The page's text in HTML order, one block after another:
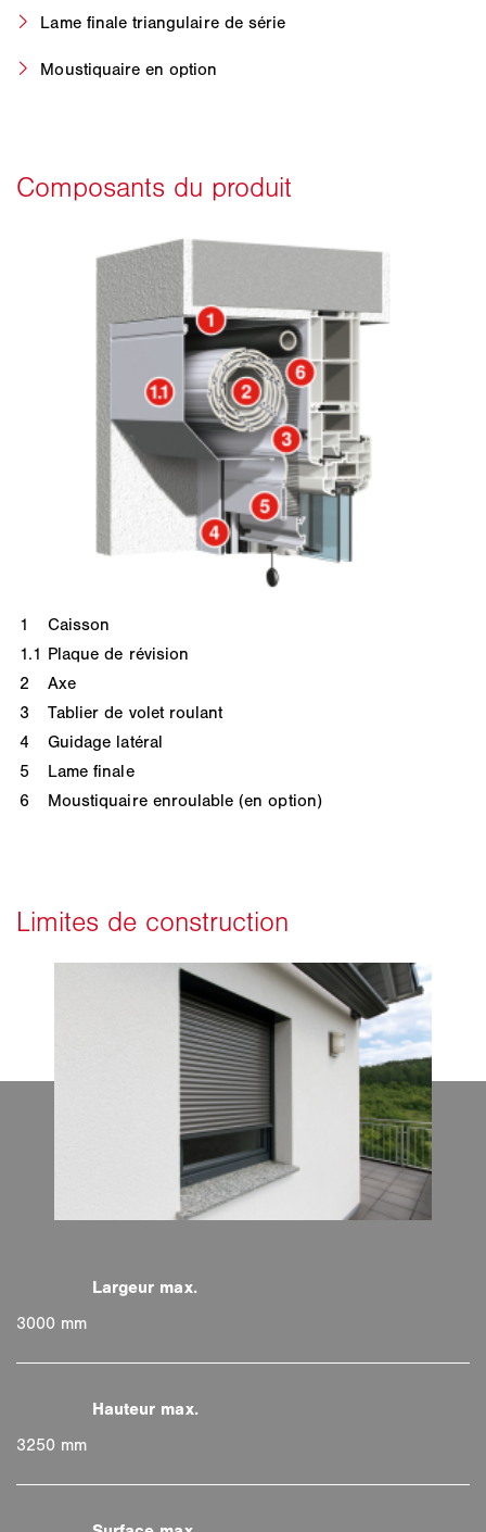
Lame finale triangulaire de série
Moustiquaire en option
1
Caisson
1.1 Plaque de révision
2
Axe
3
Tablier de volet roulant
4
Guidage latéral
5
Lame finale
6
Moustiquaire enroulable (en option)
3000 mm
3250 mm